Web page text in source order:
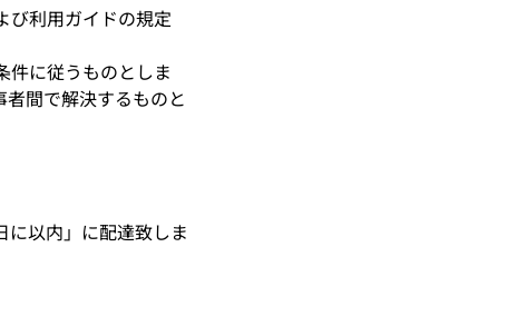
び利用ガイドの規定
件に従うものとしま
間で解決するものと
に以内」に配達致しま